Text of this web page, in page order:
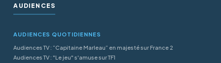
AUDIENCES
AUDIENCES QUOTIDIENNES
Audiences TV : “Capitaine Marleau” en majesté sur France 2
Audiences TV : "Le jeu" s'amuse sur TF1